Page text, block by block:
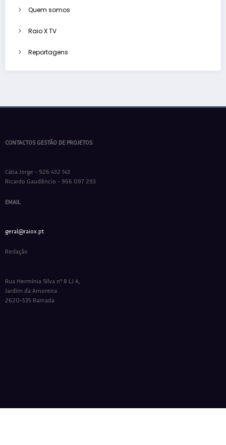
Quem somos
Raio X TV
Reportagens
CONTACTOS GESTÃO DE PROJETOS
Cátia Jorge - 926 432 143
Ricardo Gaudêncio - 966 097 293
EMAIL
geral@raiox.pt
Redação
Rua Hermínia Silva nº 8 LJ A,
Jardim da Amoreira
2620-535 Ramada